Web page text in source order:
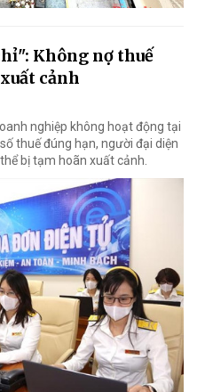
Không nợ thuế
cảnh
nghiệp không hoạt động tại
thuế đúng hạn, người đại diện
bị tạm hoãn xuất cảnh.